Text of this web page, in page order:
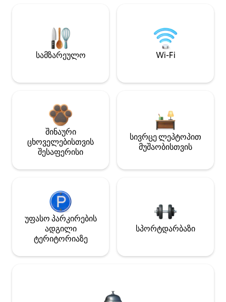
სამზარეულო Wi-Fi
შინაური
ცხოველებისთვის
შესაფერისი
სივრცე ლეპტოპით
მუშაობისთვის
უფასო პარკირების
ადგილი
ტერიტორიაზე
სპორტდარბაზი